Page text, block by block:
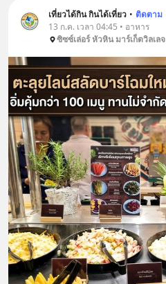
เที่ยวได้กิน กินได้เที่ยว • ติดตาม
13 ก.ค. เวลา 04:45 • อาหาร
ซิซซ์เล่อร์ หัวหิน มาร์เก็ตวิลเลจ